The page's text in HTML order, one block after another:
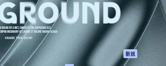
て
AI 画像生成ツール
AI 動画生成ツール
AI 音声合成ツール
ストックコンテン
ツ
サポート
利用規約
プライバシーポリ
シー
オリジナル 新規